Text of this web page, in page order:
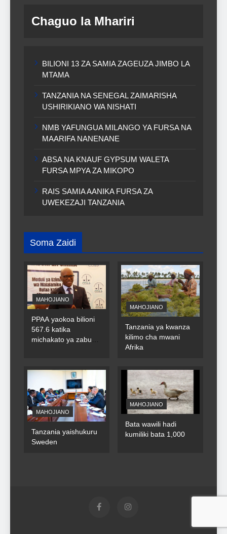
Chaguo la Mhariri
BILIONI 13 ZA SAMIA ZAGEUZA JIMBO LA
MTAMA
TANZANIA NA SENEGAL ZAIMARISHA
USHIRIKIANO WA NISHATI
NMB YAFUNGUA MILANGO YA FURSA NA
MAARIFA NANENANE
ABSA NA KNAUF GYPSUM WALETA
FURSA MPYA ZA MIKOPO
RAIS SAMIA AANIKA FURSA ZA
UWEKEZAJI TANZANIA
Soma Zaidi
MAHOJIANO
PPAA yaokoa bilioni
567.6 katika
michakato ya zabuni
MAHOJIANO
Tanzania ya kwanza
kilimo cha mwani
Afrika
MAHOJIANO
Tanzania yaishukuru
Sweden
MAHOJIANO
Bata wawili hadi
kumiliki bata 1,000